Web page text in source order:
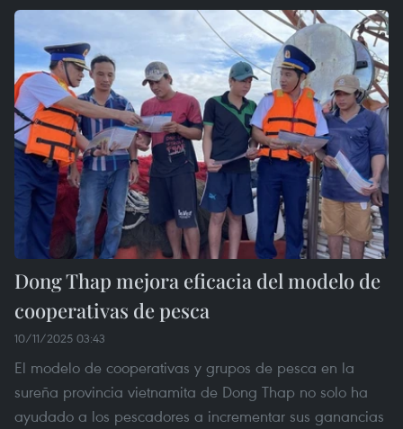
Dong Thap mejora eficacia del modelo de
cooperativas de pesca
10/11/2025 03:43
El modelo de cooperativas y grupos de pesca en la
sureña provincia vietnamita de Dong Thap no solo ha
ayudado a los pescadores a incrementar sus ganancias